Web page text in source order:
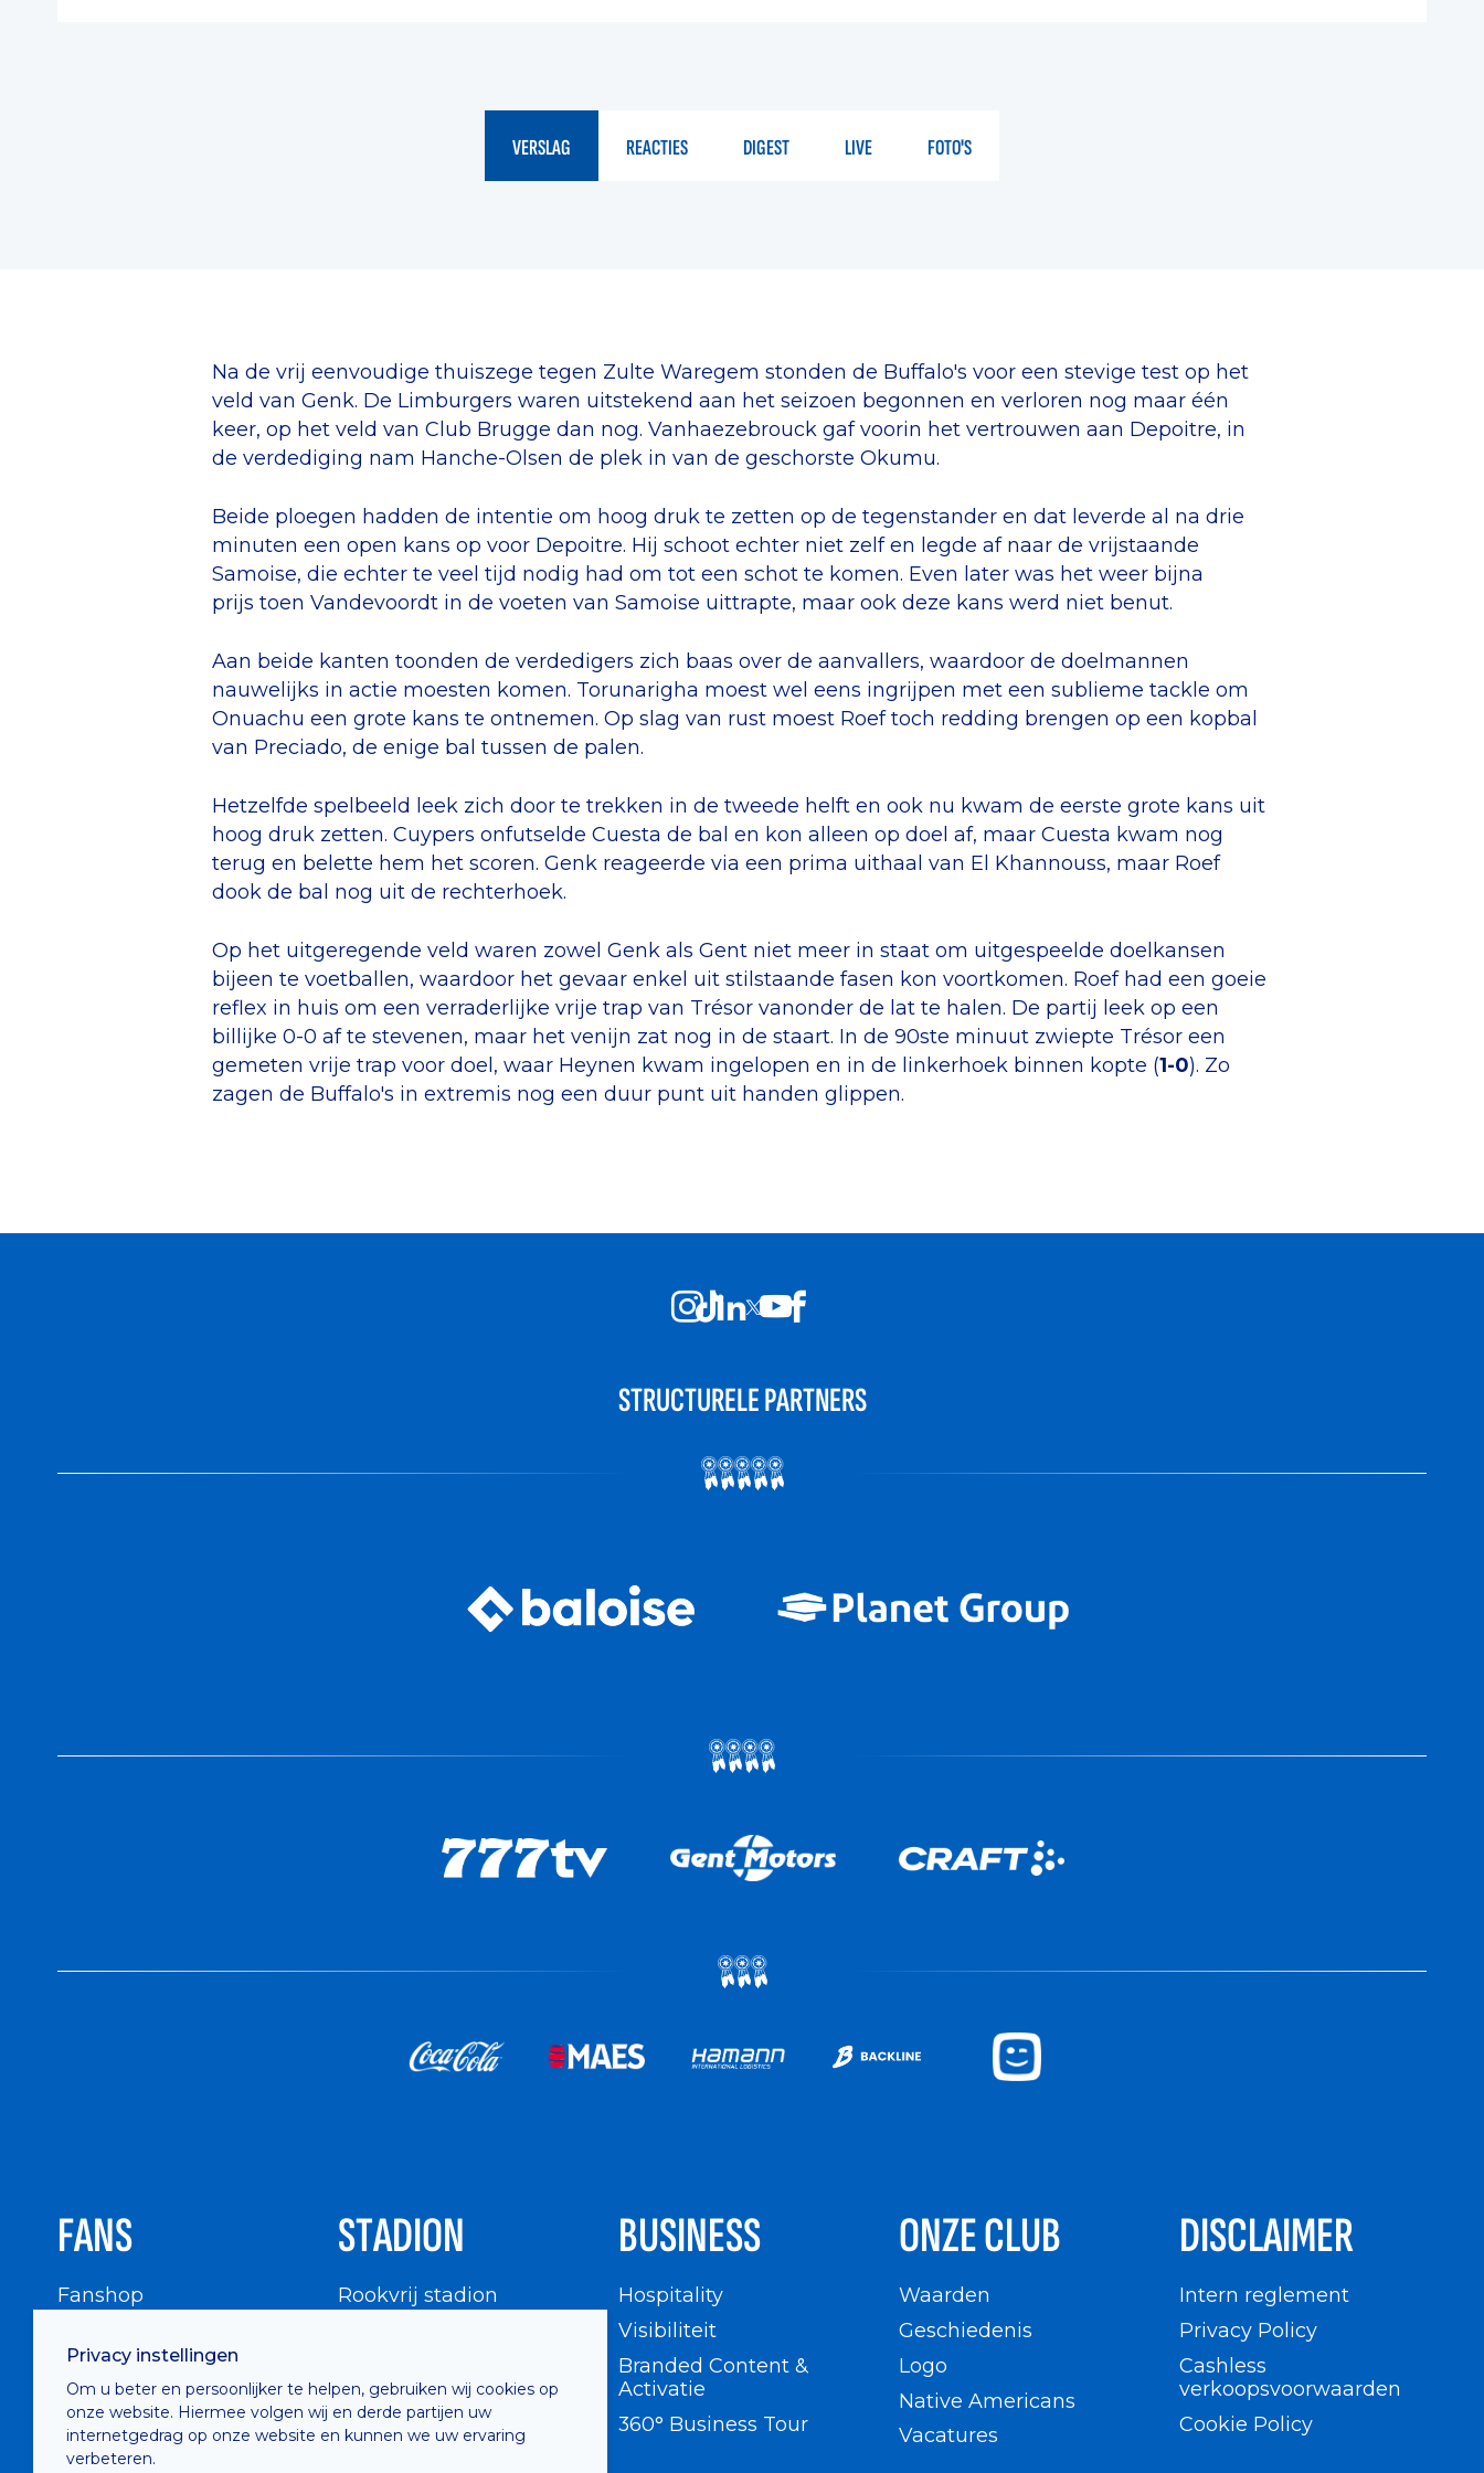
VERSLAG REACTIES DIGEST LIVE FOTO'S
Na de vrij eenvoudige thuiszege tegen Zulte Waregem stonden de Buffalo's voor een stevige test op het
veld van Genk. De Limburgers waren uitstekend aan het seizoen begonnen en verloren nog maar één
keer, op het veld van Club Brugge dan nog. Vanhaezebrouck gaf voorin het vertrouwen aan Depoitre, in
de verdediging nam Hanche-Olsen de plek in van de geschorste Okumu.
Beide ploegen hadden de intentie om hoog druk te zetten op de tegenstander en dat leverde al na drie
minuten een open kans op voor Depoitre. Hij schoot echter niet zelf en legde af naar de vrijstaande
Samoise, die echter te veel tijd nodig had om tot een schot te komen. Even later was het weer bijna
prijs toen Vandevoordt in de voeten van Samoise uittrapte, maar ook deze kans werd niet benut.
Aan beide kanten toonden de verdedigers zich baas over de aanvallers, waardoor de doelmannen
nauwelijks in actie moesten komen. Torunarigha moest wel eens ingrijpen met een sublieme tackle om
Onuachu een grote kans te ontnemen. Op slag van rust moest Roef toch redding brengen op een kopbal
van Preciado, de enige bal tussen de palen.
Hetzelfde spelbeeld leek zich door te trekken in de tweede helft en ook nu kwam de eerste grote kans uit
hoog druk zetten. Cuypers onfutselde Cuesta de bal en kon alleen op doel af, maar Cuesta kwam nog
terug en belette hem het scoren. Genk reageerde via een prima uithaal van El Khannouss, maar Roef
dook de bal nog uit de rechterhoek.
Op het uitgeregende veld waren zowel Genk als Gent niet meer in staat om uitgespeelde doelkansen
bijeen te voetballen, waardoor het gevaar enkel uit stilstaande fasen kon voortkomen. Roef had een goeie
reflex in huis om een verraderlijke vrije trap van Trésor vanonder de lat te halen. De partij leek op een
billijke 0-0 af te stevenen, maar het venijn zat nog in de staart. In de 90ste minuut zwiepte Trésor een
gemeten vrije trap voor doel, waar Heynen kwam ingelopen en in de linkerhoek binnen kopte (1-0). Zo
zagen de Buffalo's in extremis nog een duur punt uit handen glippen.
Privacy instellingen
Om u beter en persoonlijker te helpen, gebruiken wij cookies op
onze website. Hiermee volgen wij en derde partijen uw
internetgedrag op onze website en kunnen we uw ervaring
verbeteren.
STRUCTURELE PARTNERS
FANS
Fanshop
Supportersraad
Buffalo Kids Club
Supportersfederatie
STADION
Rookvrij stadion
BUSINESS
Hospitality
Visibiliteit
Branded Content &
Activatie
360° Business Tour
ONZE CLUB
Waarden
Geschiedenis
Logo
Native Americans
Vacatures
DISCLAIMER
Intern reglement
Privacy Policy
Cashless
verkoopsvoorwaarden
Cookie Policy